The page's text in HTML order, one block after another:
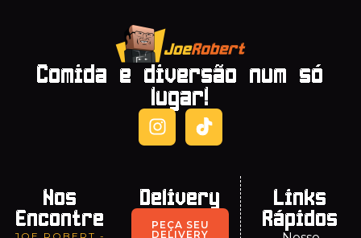
Comida e diversão num só
lugar!
Nos
Encontre
Delivery
PEÇA SEU
DELIVERY
Links
Rápidos